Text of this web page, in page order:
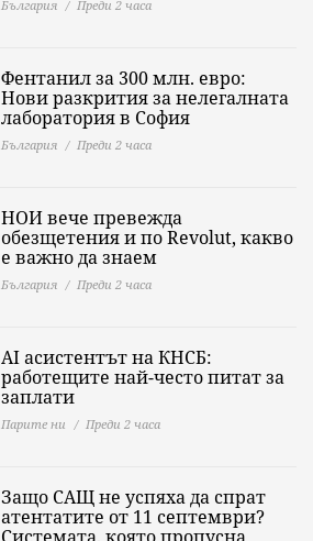
България Преди 2 часа
Фентанил за 300 млн. евро:
Нови разкрития за нелегалната
лаборатория в София
България Преди 2 часа
НОИ вече превежда
обезщетения и по Revolut, какво
е важно да знаeм
България Преди 2 часа
AI асистентът на КНСБ:
работещите най-често питат за
заплати
Парите ни Преди 2 часа
Защо САЩ не успяха да спрат
атентатите от 11 септември?